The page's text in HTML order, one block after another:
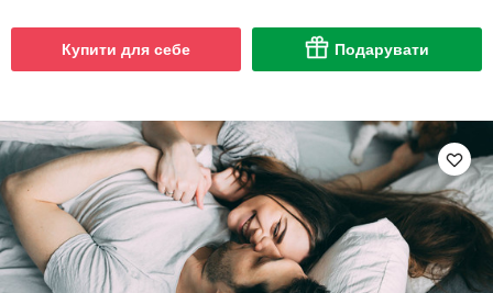
Купити для себе Подарувати